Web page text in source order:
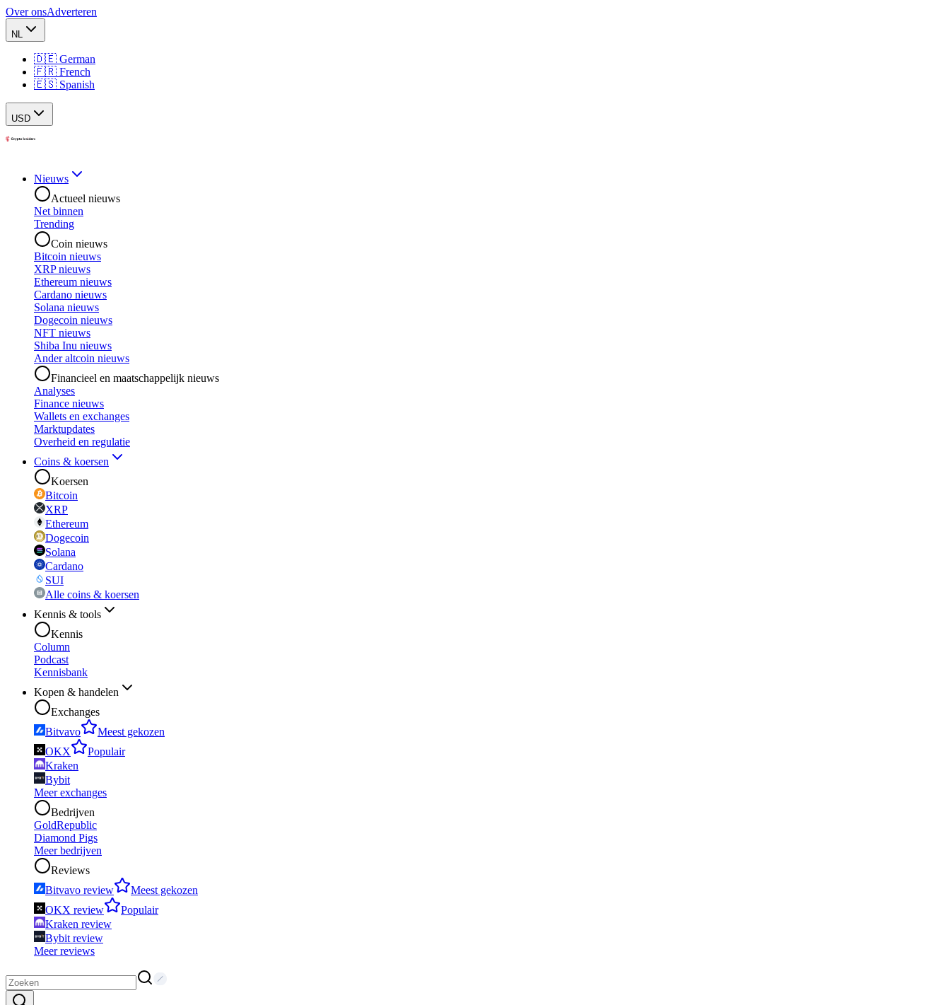
Over onsAdverteren
NL
🇩🇪 German
🇫🇷 French
🇪🇸 Spanish
USD
Nieuws
Actueel nieuws
Net binnen
Trending
Coin nieuws
Bitcoin nieuws
XRP nieuws
Ethereum nieuws
Cardano nieuws
Solana nieuws
Dogecoin nieuws
NFT nieuws
Shiba Inu nieuws
Ander altcoin nieuws
Financieel en maatschappelijk nieuws
Analyses
Finance nieuws
Wallets en exchanges
Marktupdates
Overheid en regulatie
Coins & koersen
Koersen
Bitcoin
XRP
Ethereum
Dogecoin
Solana
Cardano
SUI
Alle coins & koersen
Kennis & tools
Kennis
Column
Podcast
Kennisbank
Kopen & handelen
Exchanges
Bitvavo
Meest gekozen
OKX
Populair
Kraken
Bybit
Meer exchanges
Bedrijven
GoldRepublic
Diamond Pigs
Meer bedrijven
Reviews
Bitvavo review
Meest gekozen
OKX review
Populair
Kraken review
Bybit review
Meer reviews